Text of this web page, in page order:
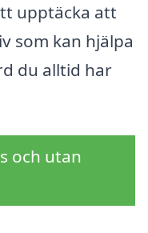
upptäcka att
som kan hjälpa
du alltid har
och utan